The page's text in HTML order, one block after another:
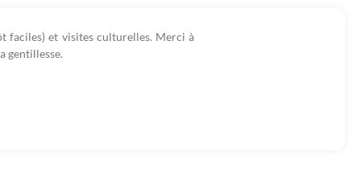
faciles) et visites culturelles. Merci à
gentillesse.